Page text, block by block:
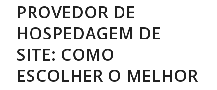
PROVEDOR DE
HOSPEDAGEM DE
SITE: COMO
ESCOLHER O MELHOR